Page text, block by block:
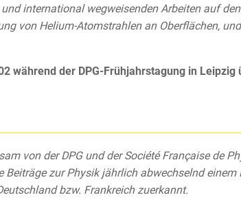
international wegweisenden Arbeiten auf
von Helium-Atomstrahlen an Oberflächen,
während der DPG-Frühjahrstagung in Leipzig
von der DPG und der Société Française de
zur Physik jährlich abwechselnd
bzw. Frankreich zuerkannt.